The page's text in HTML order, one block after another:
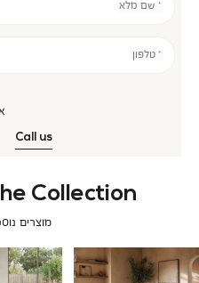
* שם מלא
* טלפון
Call us
Collection
מוצרים